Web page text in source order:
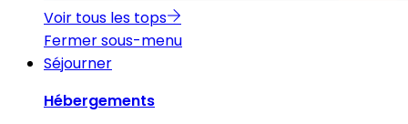
Voir tous les tops
Fermer sous-menu
Séjourner
Hébergements